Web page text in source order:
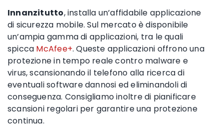
Innanzitutto, installa un’affidabile applicazione
di sicurezza mobile. Sul mercato è disponibile
un’ampia gamma di applicazioni, tra le quali
spicca McAfee+. Queste applicazioni offrono una
protezione in tempo reale contro malware e
virus, scansionando il telefono alla ricerca di
eventuali software dannosi ed eliminandoli di
conseguenza. Consigliamo inoltre di pianificare
scansioni regolari per garantire una protezione
continua.